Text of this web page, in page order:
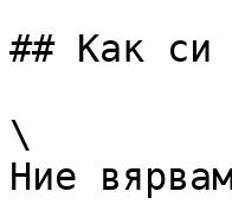
## Как си
\
Ние